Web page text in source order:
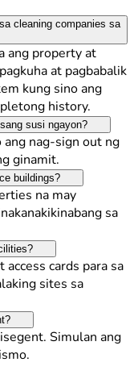
cleaning companies sa
ang property at
at pagbabalik
kung sino ang
history.
susi ngayon?
nag-sign out ng
ginamit.
buildings?
na may
sa
cards para sa
sites sa
Simulan ang